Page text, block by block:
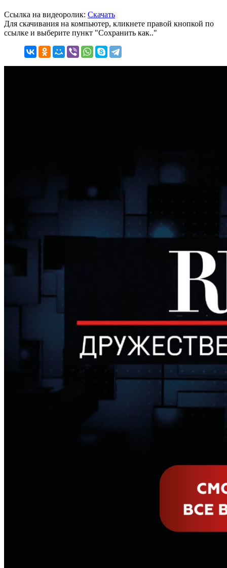
Ссылка на видеоролик: Скачать
Для скачивания на компьютер, кликнете правой кнопкой по
ссылке и выберите пункт "Сохранить как.."